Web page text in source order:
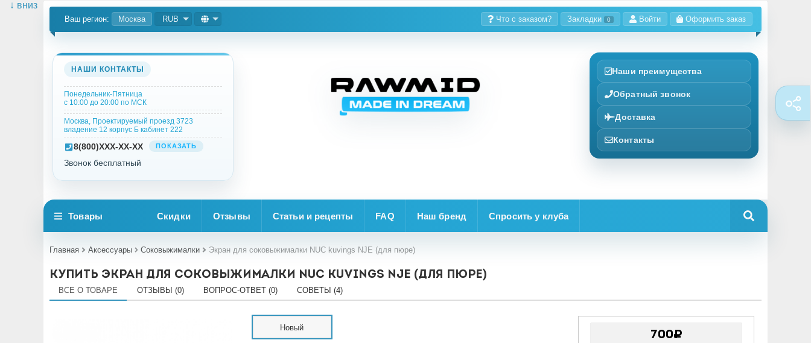
↓ вниз
Ваш регион: Москва RUB Что с заказом? Закладки 0 Войти Оформить заказ
НАШИ КОНТАКТЫ
Понедельник-Пятница
с 10:00 до 20:00 по МСК
Москва, Проектируемый проезд 3723
владение 12 корпус Б кабинет 222
8(800)XXX-XX-XX ПОКАЗАТЬ
Звонок бесплатный
Наши преимущества
Обратный звонок
Доставка
Контакты
Товары Скидки Отзывы Статьи и рецепты FAQ Наш бренд Спросить у клуба
Главная Аксессуары Соковыжималки Экран для соковыжималки NUC kuvings NJE (для пюре)
Купить Экран для соковыжималки NUC kuvings NJE (для пюре)
ВСЕ О ТОВАРЕ ОТЗЫВЫ (0) ВОПРОС-ОТВЕТ (0) СОВЕТЫ (4)
700₽
Новый